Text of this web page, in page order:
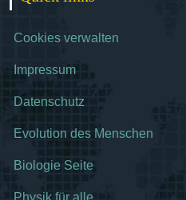
Cookies verwalten
Impressum
Datenschutz
Evolution des Menschen
Biologie Seite
Physik für alle